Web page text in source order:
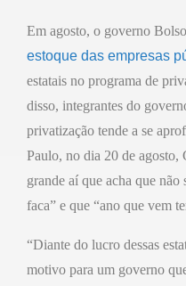
Em agosto, o governo
estoque das empresas
estatais no programa de
disso, integrantes do
privatização tende a se
Paulo, no dia 20 de agosto,
grande aí que acha que
faca” e que “ano que vem
“Diante do lucro dessas
motivo para um governo